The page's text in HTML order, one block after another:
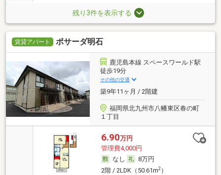
残り3件を表示する
賃貸アパート ポサーダ明石
鹿児島本線 スペースワールド駅
徒歩19分
その他の交通
築9年11ヶ月 / 2階建
福岡県北九州市八幡東区春の町
１丁目
6.90万円
管理費4,000円
なし
8万円
2階 / 2LDK（50.61m2）